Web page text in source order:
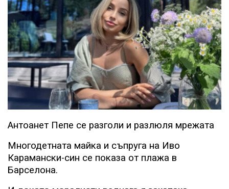
Антоанет Пепе се разголи и разлюля мрежата
Многодетната майка и съпруга на Иво
Карамански-син се показа от плажа в
Барселона.